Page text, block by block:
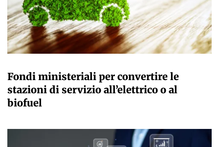
Fondi ministeriali per convertire le
stazioni di servizio all’elettrico o al
biofuel